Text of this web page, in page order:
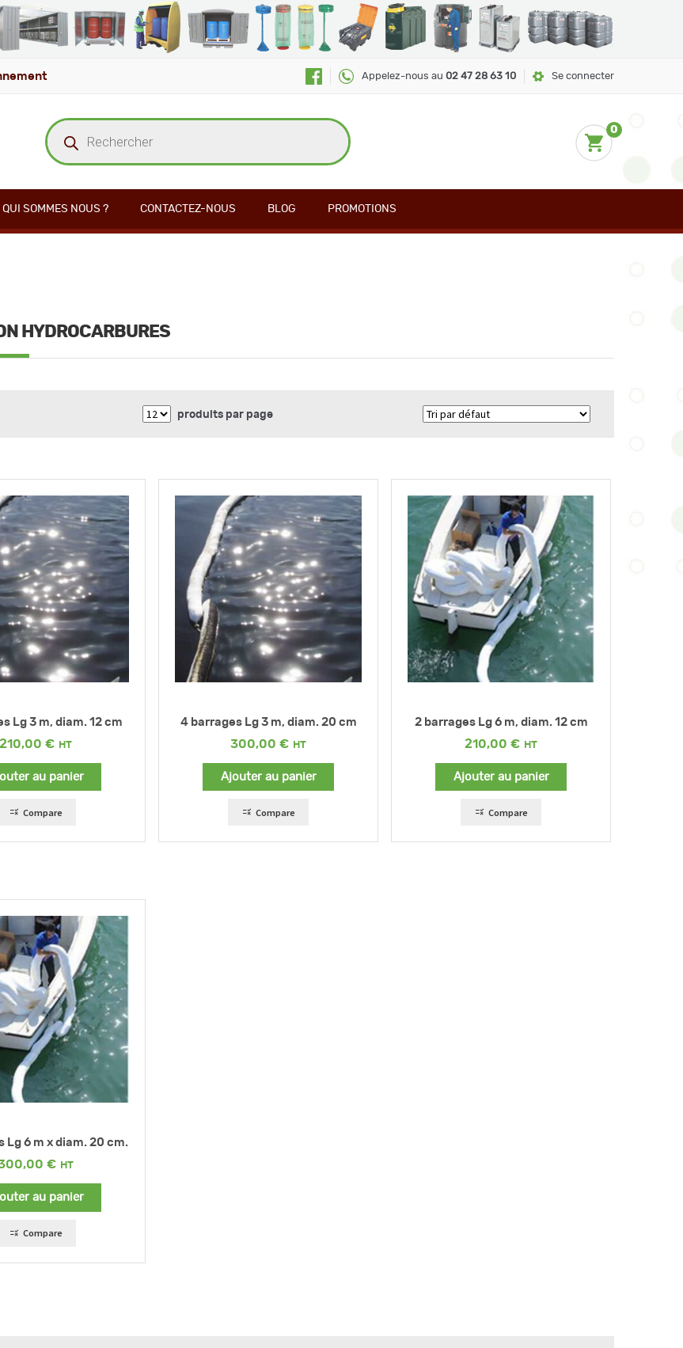
Appelez-nous au 02 47 28 63 10 Se connecter
Recherche
de
produits
0
QUI SOMMES NOUS ? CONTACTEZ-NOUS BLOG PROMOTIONS
HYDROCARBURES
produits par page
Lg 3 m, diam. 12 cm
210,00 €
au panier
Compare
4 barrages Lg 3 m, diam. 20 cm
300,00 €
Ajouter au panier
Compare
2 barrages Lg 6 m, diam. 12 cm
210,00 €
Ajouter au panier
Compare
Lg 6 m x diam. 20 cm.
€
au panier
Compare